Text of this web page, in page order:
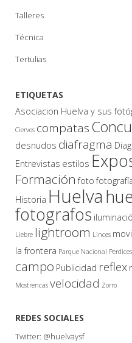
Talleres
Técnica
Tertulias
ETIQUETAS
Asociacion Huelva y sus
Ciervos compatas
desnudos diafragma
Entrevistas estilos
Formación foto
Historia Huelva
fotografos
Liebre lightroom Linces
la frontera Parque Nacional Perdices
campo Publicidad reflex
Mostrencas velocidad Zorro
REDES SOCIALES
Twitter: @huelvaysf